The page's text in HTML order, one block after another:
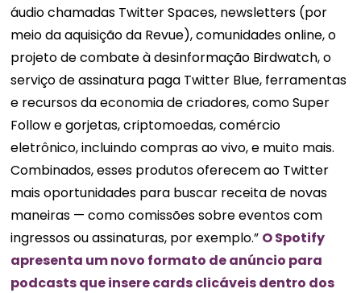
áudio chamadas Twitter Spaces, newsletters (por
meio da aquisição da Revue), comunidades online, o
projeto de combate à desinformação Birdwatch, o
serviço de assinatura paga Twitter Blue, ferramentas
e recursos da economia de criadores, como Super
Follow e gorjetas, criptomoedas, comércio
eletrônico, incluindo compras ao vivo, e muito mais.
Combinados, esses produtos oferecem ao Twitter
mais oportunidades para buscar receita de novas
maneiras — como comissões sobre eventos com
ingressos ou assinaturas, por exemplo.” O Spotify
apresenta um novo formato de anúncio para
podcasts que insere cards clicáveis ​​dentro dos